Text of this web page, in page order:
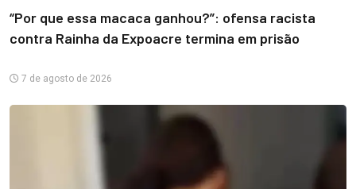
“Por que essa macaca ganhou?”: ofensa racista
contra Rainha da Expoacre termina em prisão
7 de agosto de 2026